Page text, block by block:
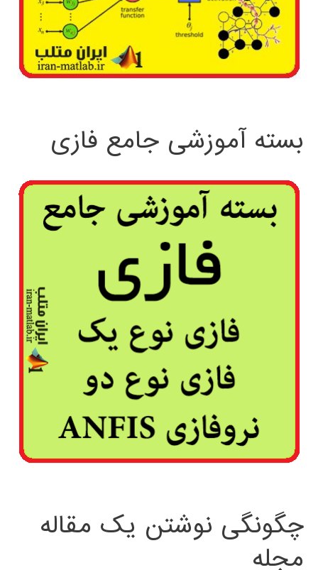
بسته آموزشی جامع فازی
چگونگی نوشتن یک مقاله
مجله